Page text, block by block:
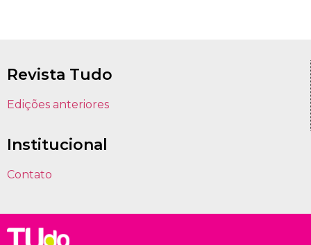
Revista Tudo
Edições anteriores
Institucional
Contato